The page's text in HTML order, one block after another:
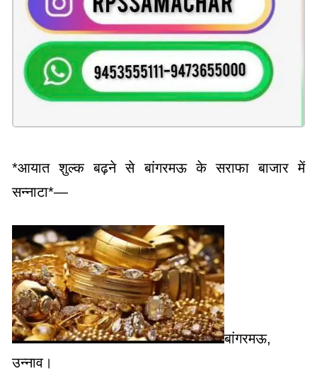
*आयात शुल्क बढ़ने से बांगरमऊ के सराफा बाजार में
सन्नाटा*—
बांगरमऊ,
उन्नाव।